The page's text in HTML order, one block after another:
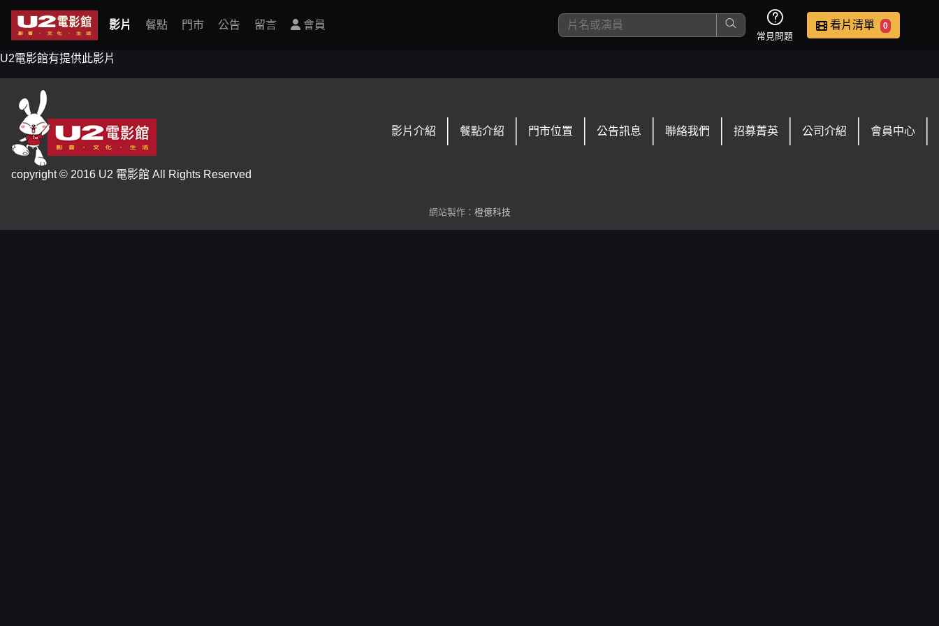
影片 餐點 門市 公告 留言 會員
常見問題
看片清單 0
U2電影館有提供此影片
copyright © 2016 U2 電影館 All Rights Reserved
影片介紹 餐點介紹 門市位置 公告訊息 聯絡我們 招募菁英 公司介紹 會員中心
網站製作： 橙億科技